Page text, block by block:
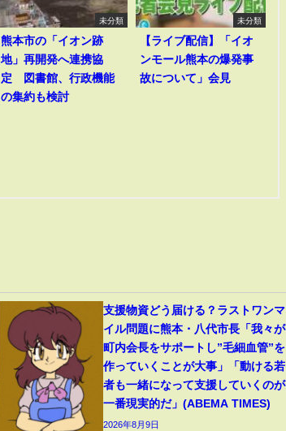
未分類
熊本市の「イオン跡
地」再開発へ連携協
定 図書館、行政機能
の集約も検討
未分類
【ライブ配信】「イオ
ンモール熊本の爆発事
故について」会見
支援物資どう届ける？ラストワンマ
イル問題に熊本・八代市長「我々が
町内会長をサポートし”毛細血管”を
作っていくことが大事」「動ける若
者も一緒になって支援していくのが
一番現実的だ」(ABEMA TIMES)
2026年8月9日